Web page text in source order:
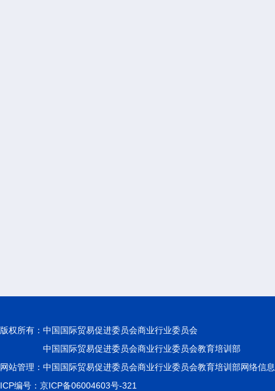
版权所有： 中国国际贸易促进委员会商业行业委员会
中国国际贸易促进委员会商业行业委员会教育培训部
网站管理：中国国际贸易促进委员会商业行业委员会教育培训部网络信
ICP编号：京ICP备06004603号-321